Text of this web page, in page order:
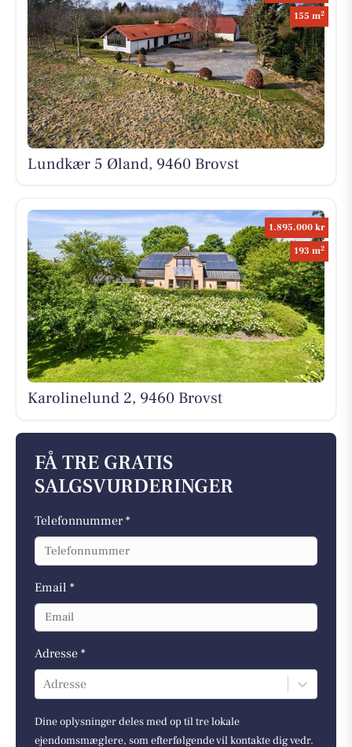
155 m2
Lundkær 5 Øland, 9460 Brovst
1.895.000 kr
193 m2
Karolinelund 2, 9460 Brovst
FÅ TRE GRATIS
SALGSVURDERINGER
Telefonnummer *
Email *
Adresse *
Adresse
Dine oplysninger deles med op til tre lokale
ejendomsmæglere, som efterfølgende vil kontakte dig vedr.